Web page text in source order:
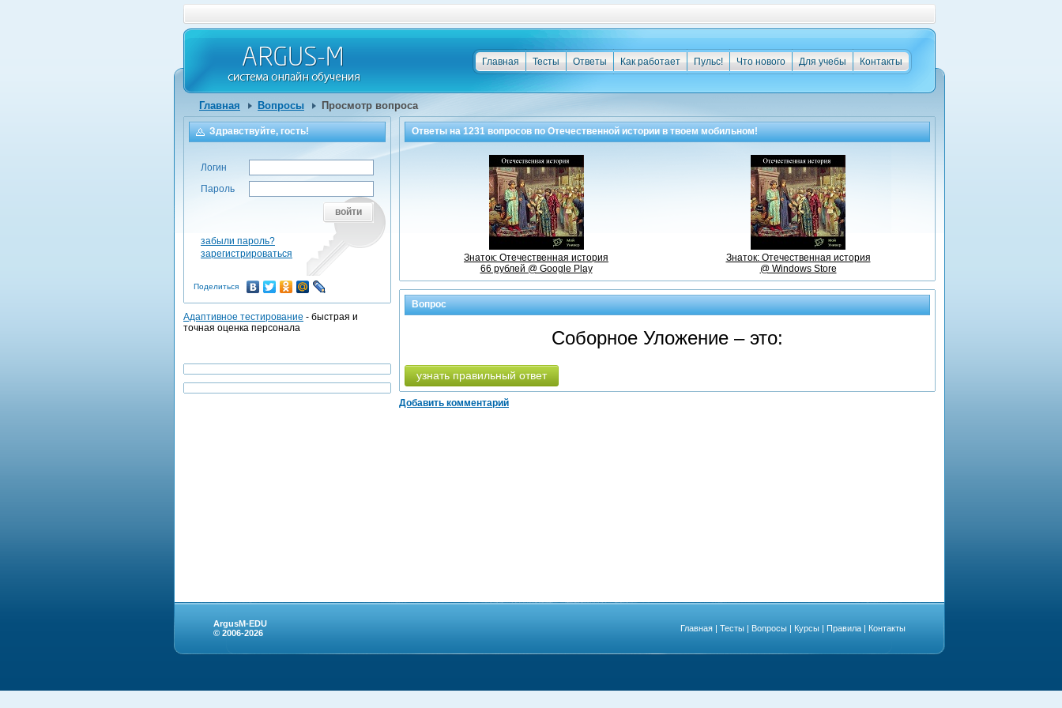
Контакты
Для учебы
Что нового
Пульс!
Как работает
Ответы
Тесты
Главная
Главная Вопросы Просмотр вопроса
Ответы на1231вопросов поОтечественной историив твоем мобильном!
Знаток: Отечественная история
66 рублей @ Google Play
Знаток: Отечественная история
@ Windows Store
Вопрос
Соборное Уложение – это:
узнать правильный ответ
Добавить комментарий
Здравствуйте, гость!
Логин
Пароль
войти
забыли пароль?
зарегистрироваться
Поделиться
Адаптивное тестирование - быстрая и
точная оценка персонала
ArgusM-EDU
© 2006-2026
Главная | Тесты | Вопросы | Курсы | Правила | Контакты